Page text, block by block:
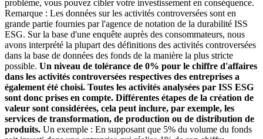
problème, vous pouvez cibler votre investissement en conséquence.
Remarque : Les données sur les activités controversées sont en
grande partie fournies par l'agence de notation de la durabilité ISS
ESG. Sur la base d'une enquête auprès des consommateurs, nous
avons interprété la plupart des définitions des activités controversées
dans la base de données des fonds de la manière la plus stricte
possible. Un niveau de tolérance de 0% pour le chiffre d'affaires
dans les activités controversées respectives des entreprises a
également été choisi. Toutes les activités analysées par ISS ESG
sont donc prises en compte. Différentes étapes de la création de
valeur sont considérées, cela peut inclure, par exemple, les
services de transformation, de production ou de distribution de
produits. Un exemple : En supposant que 5% du volume du fonds